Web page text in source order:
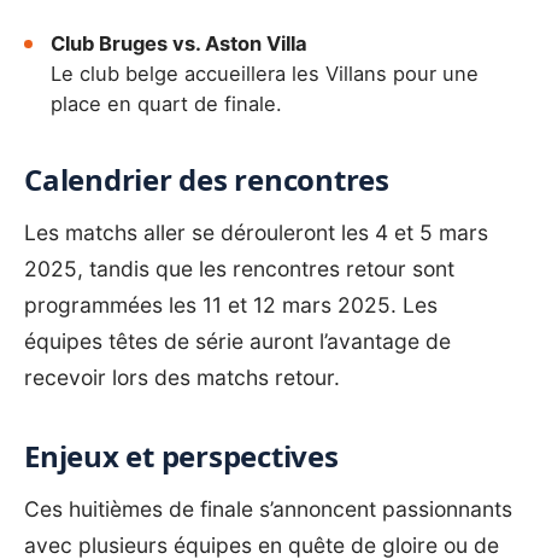
Club Bruges vs. Aston Villa
Le club belge accueillera les Villans pour une
place en quart de finale.
Calendrier des rencontres
Les matchs aller se dérouleront les 4 et 5 mars
2025, tandis que les rencontres retour sont
programmées les 11 et 12 mars 2025. Les
équipes têtes de série auront l’avantage de
recevoir lors des matchs retour.
Enjeux et perspectives
Ces huitièmes de finale s’annoncent passionnants
avec plusieurs équipes en quête de gloire ou de